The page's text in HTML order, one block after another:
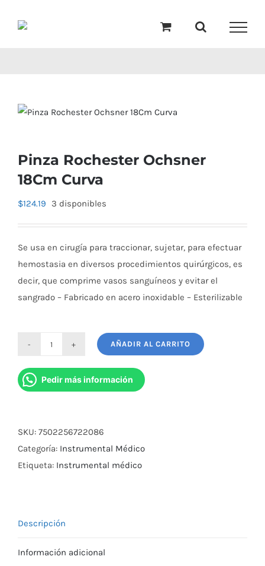
Pinza Rochester Ochsner
18Cm Curva
$124.19 3 disponibles
Se usa en cirugía para traccionar, sujetar, para efectuar
hemostasia en diversos procedimientos quirúrgicos, es
decir, que comprime vasos sanguíneos y evitar el
sangrado – Fabricado en acero inoxidable – Esterilizable
Rochester
Ochsner
cantidad
AÑADIR AL CARRITO
Pedir más información
SKU: 7502256722086
Categoría: Instrumental Médico
Etiqueta: Instrumental médico
Descripción
Información adicional